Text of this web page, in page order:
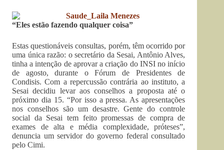
“Eles estão fazendo qualquer coisa”
Estas questionáveis consultas, porém, têm ocorrido por
uma única razão: o secretário da Sesai, Antônio Alves,
tinha a intenção de aprovar a criação do INSI no início
de agosto, durante o Fórum de Presidentes de
Condisis. Com a repercussão contrária ao instituto, a
Sesai decidiu levar aos conselhos a proposta até o
próximo dia 15. “Por isso a pressa. As apresentações
nos conselhos são um desastre. Gente do controle
social da Sesai tem feito promessas de compra de
exames de alta e média complexidade, próteses”,
denuncia um servidor do governo federal consultado
pelo Cimi.